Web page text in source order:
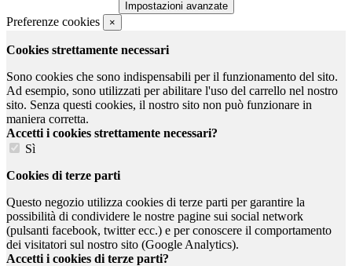
Preferenze cookies ×
Cookies strettamente necessari
Sono cookies che sono indispensabili per il funzionamento del sito.
Ad esempio, sono utilizzati per abilitare l'uso del carrello nel nostro
sito. Senza questi cookies, il nostro sito non può funzionare in
maniera corretta.
Accetti i cookies strettamente necessari?
Sì
Cookies di terze parti
Questo negozio utilizza cookies di terze parti per garantire la
possibilità di condividere le nostre pagine sui social network
(pulsanti facebook, twitter ecc.) e per conoscere il comportamento
dei visitatori sul nostro sito (Google Analytics).
Accetti i cookies di terze parti?